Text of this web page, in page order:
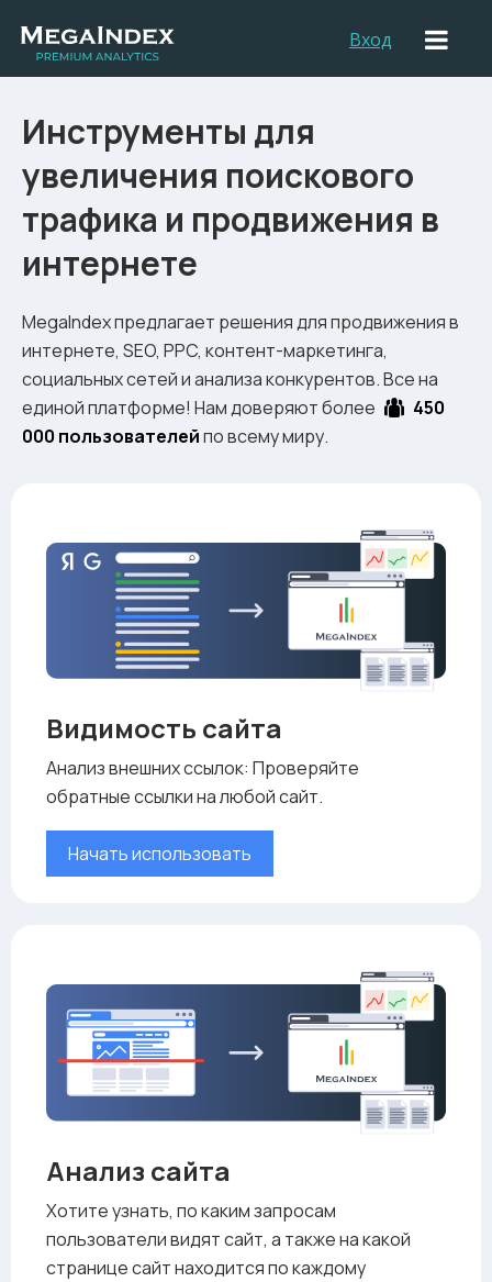
Вход
Инструменты для
увеличения поискового
трафика и продвижения в
интернете
MegaIndex предлагает решения для продвижения в
интернете, SEO, PPC, контент-маркетинга,
социальных сетей и анализа конкурентов. Все на
единой платформе! Нам доверяют более
450
000 пользователейпо всему миру.
Видимость сайта
Анализ внешних ссылок: Проверяйте
обратные ссылки на любой сайт.
Начать использовать
Анализ сайта
Хотите узнать, по каким запросам
пользователи видят сайт, а также на какой
странице сайт находится по каждому